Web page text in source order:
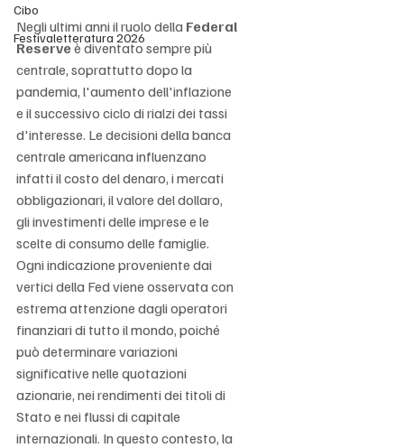
Cibo
Festivaletteratura 2026
Negli ultimi anni il ruolo della Federal
Reserve è diventato sempre più
centrale, soprattutto dopo la
pandemia, l'aumento dell'inflazione
e il successivo ciclo di rialzi dei tassi
d'interesse. Le decisioni della banca
centrale americana influenzano
infatti il costo del denaro, i mercati
obbligazionari, il valore del dollaro,
gli investimenti delle imprese e le
scelte di consumo delle famiglie.
Ogni indicazione proveniente dai
vertici della Fed viene osservata con
estrema attenzione dagli operatori
finanziari di tutto il mondo, poiché
può determinare variazioni
significative nelle quotazioni
azionarie, nei rendimenti dei titoli di
Stato e nei flussi di capitale
internazionali. In questo contesto, la